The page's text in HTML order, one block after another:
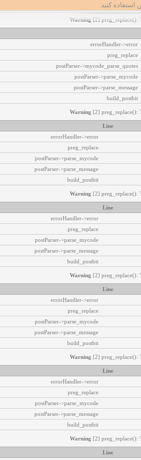
استفاده کنید.
Warning [2] preg_replace():
errorHandler->error
preg_replace
postParser->mycode_parse_quotes
postParser->parse_mycode
postParser->parse_message
build_postbit
Warning [2] preg_replace():
Line
errorHandler->error
preg_replace
postParser->parse_mycode
postParser->parse_message
build_postbit
Warning [2] preg_replace():
Line
errorHandler->error
preg_replace
postParser->parse_mycode
postParser->parse_message
build_postbit
Warning [2] preg_replace():
Line
errorHandler->error
preg_replace
postParser->parse_mycode
postParser->parse_message
build_postbit
Warning [2] preg_replace():
Line
errorHandler->error
preg_replace
postParser->parse_mycode
postParser->parse_message
build_postbit
Warning [2] preg_replace():
Line